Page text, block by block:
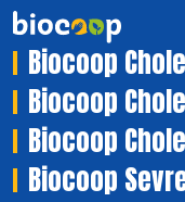
Biocoop
Biocoop
Biocoop
Biocoop